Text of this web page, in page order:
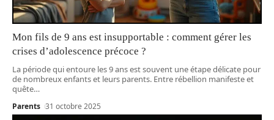
Mon fils de 9 ans est insupportable : comment gérer les
crises d’adolescence précoce ?
La période qui entoure les 9 ans est souvent une étape délicate pour
de nombreux enfants et leurs parents. Entre rébellion manifeste et
quête…
Parents 31 octobre 2025